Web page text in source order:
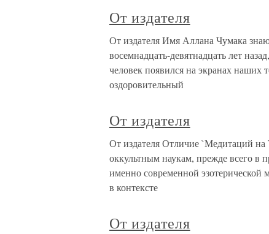
От издателя
От издателя Имя Аллана Чумака
восемнадцать-девятнадцать лет
человек появился на экранах наших
оздоровительный
От издателя
От издателя Отличие `Медитаций на
оккультным наукам, прежде всего в
именно современной
в контексте
От издателя